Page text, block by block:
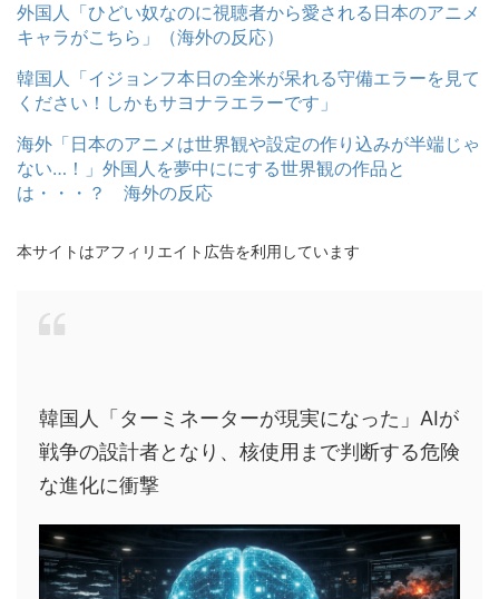
外国人「ひどい奴なのに視聴者から愛される日本のアニメ
キャラがこちら」（海外の反応）
韓国人「イジョンフ本日の全米が呆れる守備エラーを見て
ください！しかもサヨナラエラーです」
海外「日本のアニメは世界観や設定の作り込みが半端じゃ
ない…！」外国人を夢中ににする世界観の作品と
は・・・？ 海外の反応
本サイトはアフィリエイト広告を利用しています
韓国人「ターミネーターが現実になった」AIが
戦争の設計者となり、核使用まで判断する危険
な進化に衝撃